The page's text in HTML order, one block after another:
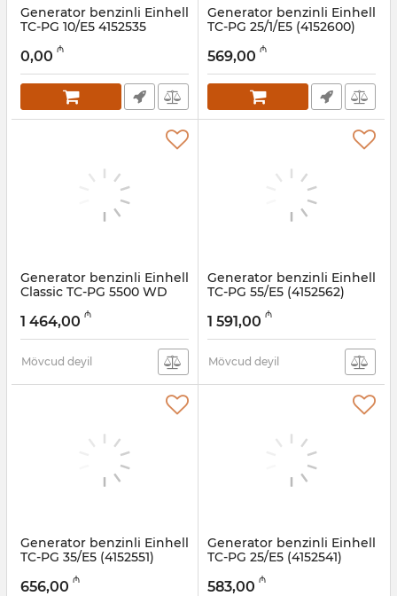
Generator benzinli Einhell
TC-PG 10/E5 4152535
009001009
0,00 ₼
Generator benzinli Einhell
TC-PG 25/1/E5 (4152600)
009001008
569,00 ₼
Generator benzinli Einhell
Classic TC-PG 5500 WD
Artikul: 009001007
1 464,00 ₼
Mövcud deyil
Generator benzinli Einhell
TC-PG 55/E5 (4152562)
009001006
1 591,00 ₼
Mövcud deyil
Generator benzinli Einhell
TC-PG 35/E5 (4152551)
009001005
656,00 ₼
Generator benzinli Einhell
TC-PG 25/E5 (4152541)
009001004
583,00 ₼